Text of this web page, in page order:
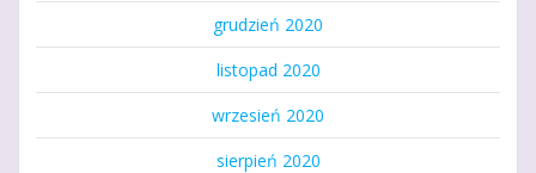
grudzień 2020
listopad 2020
wrzesień 2020
sierpień 2020